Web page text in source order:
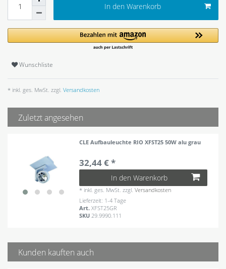
In den Warenkorb
Wunschliste
* inkl. ges. MwSt. zzgl. Versandkosten
Zuletzt angesehen
CLE Aufbauleuchte RIO XFST25 50W alu grau
32,44 € *
In den Warenkorb
* inkl. ges. MwSt. zzgl.Versandkosten
Lieferzeit: 1-4 Tage
Art.XFST25GR
SKU 29.9990.111
Kunden kauften auch